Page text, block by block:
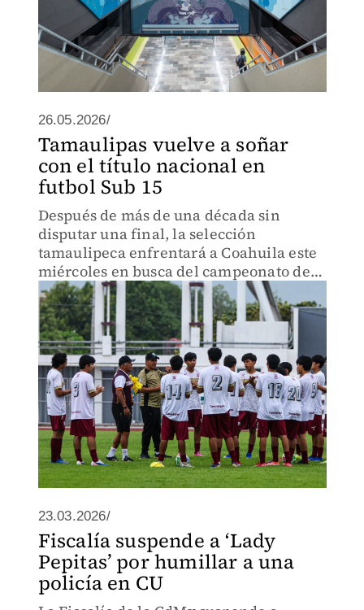
26.05.2026/
Tamaulipas vuelve a soñar
con el título nacional en
futbol Sub 15
Después de más de una década sin
disputar una final, la selección
tamaulipeca enfrentará a Coahuila este
miércoles en busca del campeonato de
la Olimpiada Nacional 2026.
23.03.2026/
Fiscalía suspende a ‘Lady
Pepitas’ por humillar a una
policía en CU